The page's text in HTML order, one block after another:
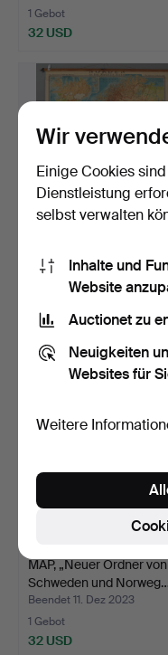
1 Gebot
32 USD
SCHULPLAN, nordische
Länder, 1930er Jahre.
Beendet 18. Jan 2024
5 Gebote
MAP, „Neuer Ordner von
Schweden und
Beendet 11. Dez 2023
1 Gebot
32 USD
Wir
Einige Cookies
Dienstleistung
selbst verwalten
Inhalte und
Website
Auctionet zu
Neuigkeiten
Websites für
Weitere